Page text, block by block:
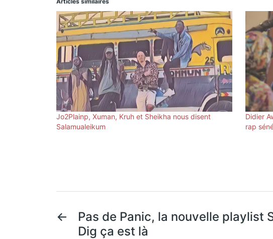
Jo2Plainp, Xuman, Kruh et Sheikha nous disent
Salamualeikum
Didier
rap
←
Pas de Panic, la nouvelle playlist
Dig ça est là